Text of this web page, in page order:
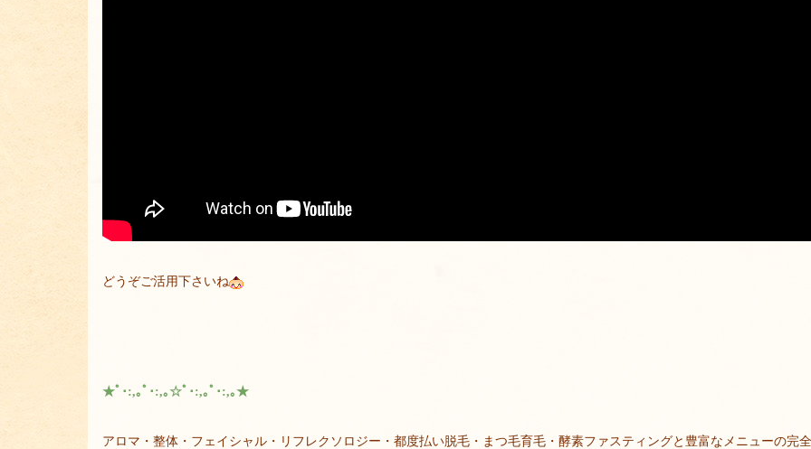
どうぞご活用下さいね
★ﾟ･:,｡ﾟ･:,｡☆ﾟ･:,｡ﾟ･:,｡★
アロマ・整体・フェイシャル・リフレクソロジー・都度払い脱毛・まつ毛育毛・酵素ファスティングと豊富なメニューの完